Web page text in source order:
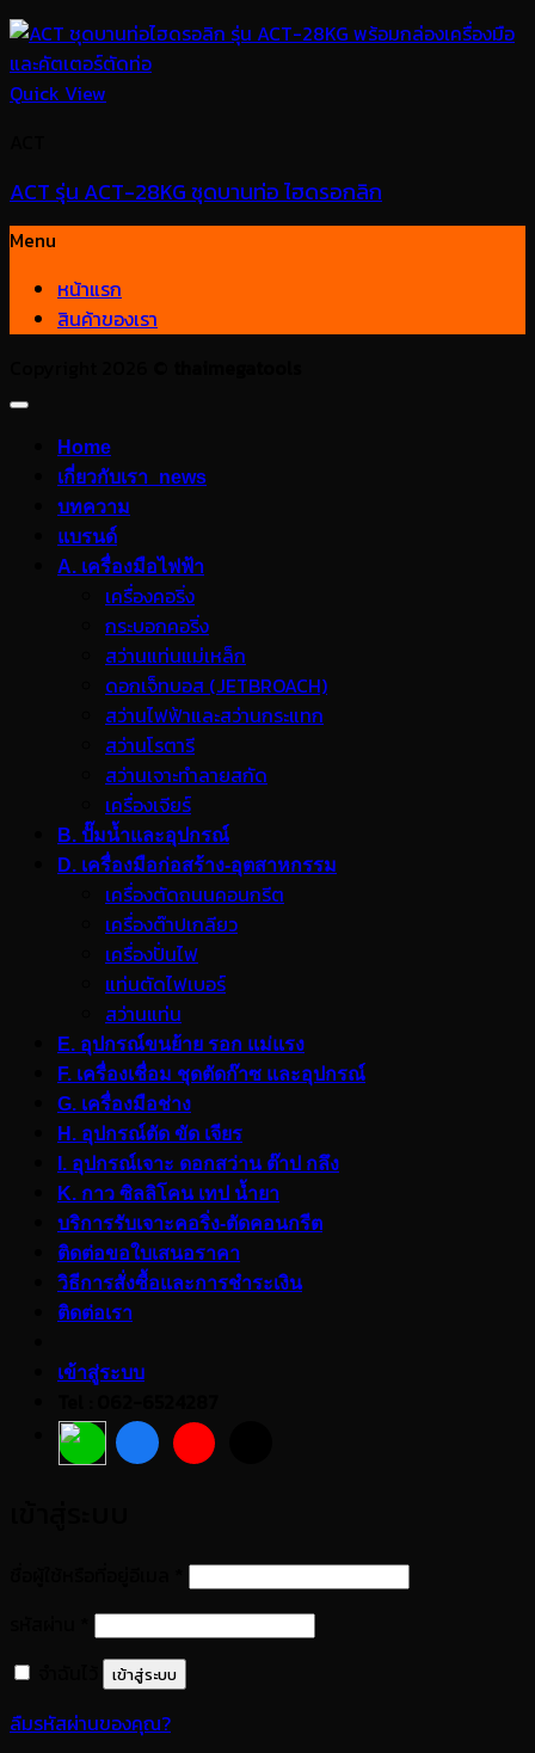
Quick View
ACT รุ่น ACT-28KG ชุดบานท่อ ไฮดรอกลิก
Menu
หน้าแรก
สินค้าของเรา
Home
เกี่ยวกับเรา_news
บทความ
แบรนด์
A. เครื่องมือไฟฟ้า
เครื่องคอริ่ง
กระบอกคอริ่ง
สว่านแท่นแม่เหล็ก
ดอกเจ็ทบอส (JETBROACH)
สว่านไฟฟ้าและสว่านกระแทก
สว่านโรตารี
สว่านเจาะทำลายสกัด
เครื่องเจียร์
B. ปั๊มน้ำและอุปกรณ์
D. เครื่องมือก่อสร้าง-อุตสาหกรรม
เครื่องตัดถนนคอนกรีต
เครื่องต๊าปเกลียว
เครื่องปั่นไฟ
แท่นตัดไฟเบอร์
สว่านแท่น
E. อุปกรณ์ขนย้าย รอก แม่แรง
F. เครื่องเชื่อม ชุดตัดก๊าซ และอุปกรณ์
G. เครื่องมือช่าง
H. อุปกรณ์ตัด ขัด เจียร
I. อุปกรณ์เจาะ ดอกสว่าน ต๊าป กลึง
K. กาว ซิลลิโคน เทป น้ำยา
บริการรับเจาะคอริ่ง-ตัดคอนกรีต
ติดต่อขอใบเสนอราคา
วิธีการสั่งซื้อและการชำระเงิน
ติดต่อเรา
เข้าสู่ระบบ
ต้องการ
ต้องการ
เข้าสู่ระบบ
ลืมรหัสผ่านของคุณ?